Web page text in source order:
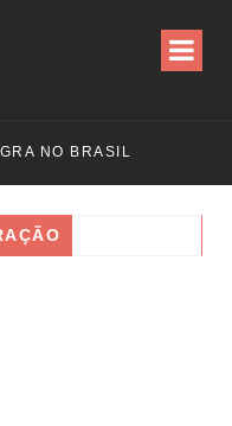
NO BRASIL